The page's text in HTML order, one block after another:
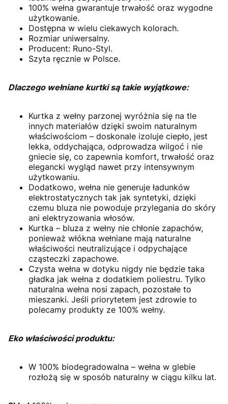
100% wełna gwarantuje trwałość oraz wygodne
użytkowanie.
Dostępna w wielu ciekawych kolorach.
Rozmiar uniwersalny.
Producent: Runo-Styl.
Szyta ręcznie w Polsce.
Dlaczego wełniane kurtki są takie wyjątkowe:
Kurtka z wełny parzonej wyróżnia się na tle
innych materiałów dzięki swoim naturalnym
właściwościom – doskonale izoluje ciepło, jest
lekka, oddychająca, odprowadza wilgoć i nie
gniecie się, co zapewnia komfort, trwałość oraz
elegancki wygląd nawet przy intensywnym
użytkowaniu.
Dodatkowo, wełna nie generuje ładunków
elektrostatycznych tak jak syntetyki, dzięki
czemu bluza nie powoduje przylegania do skóry
ani elektryzowania włosów.
Kurtka – bluza z wełny nie chłonie zapachów,
ponieważ włókna wełniane mają naturalne
właściwości neutralizujące i odpychające
cząsteczki zapachowe.
Czysta wełna w dotyku nigdy nie będzie taka
gładka jak wełna z dodatkiem poliestru. Tylko
naturalna wełna nosi zapach, pozostałe to
mieszanki. Jeśli priorytetem jest zdrowie to
polecamy produkty ze 100% wełny.
Eko właściwości produktu:
W 100% biodegradowalna – wełna w glebie
rozłożą się w sposób naturalny w ciągu kilku lat.